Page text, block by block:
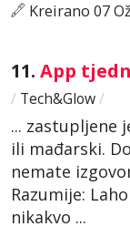
Kreirano 07
11. App
/ Tech&Glow/
... zastupljene
ili mađarski.
nemate
Razumije:
nikakvo ...